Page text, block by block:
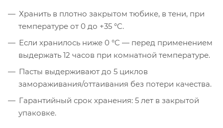
Хранить в плотно закрытом тюбике, в тени, при
температуре от 0 до +35 °C.
Если хранилось ниже 0 °C — перед применением
выдержать 12 часов при комнатной температуре.
Пасты выдерживают до 5 циклов
замораживания/оттаивания без потери качества.
Гарантийный срок хранения: 5 лет в закрытой
упаковке.